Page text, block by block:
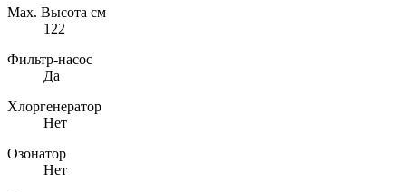
Max. Высота см
122
Фильтр-насос
Да
Хлоргенератор
Нет
Озонатор
Нет